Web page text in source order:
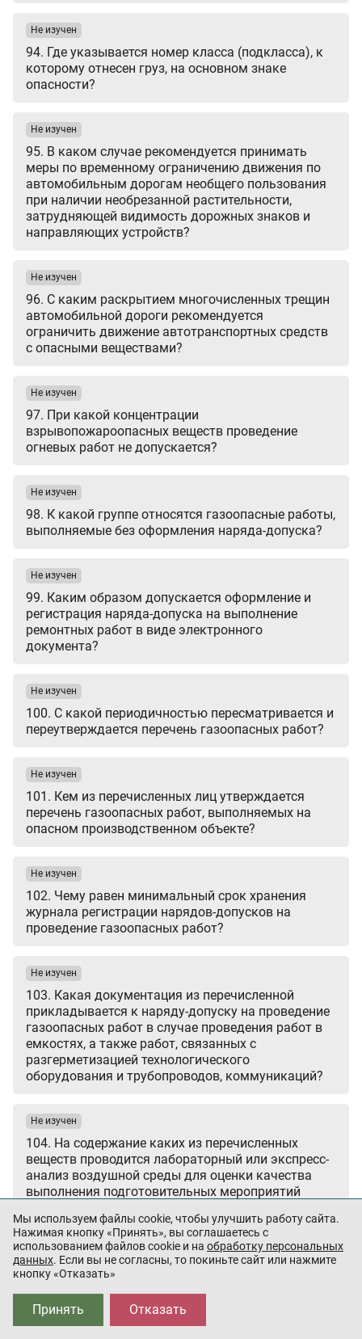
94. Где указывается номер класса (подкласса), к
которому отнесен груз, на основном знаке
опасности?
Не изучен
95. В каком случае рекомендуется принимать
меры по временному ограничению движения по
автомобильным дорогам необщего пользования
при наличии необрезанной растительности,
затрудняющей видимость дорожных знаков и
направляющих устройств?
Не изучен
96. С каким раскрытием многочисленных трещин
автомобильной дороги рекомендуется
ограничить движение автотранспортных средств
с опасными веществами?
Не изучен
97. При какой концентрации
взрывопожароопасных веществ проведение
огневых работ не допускается?
Не изучен
98. К какой группе относятся газоопасные работы,
выполняемые без оформления наряда-допуска?
Не изучен
99. Каким образом допускается оформление и
регистрация наряда-допуска на выполнение
ремонтных работ в виде электронного
документа?
Не изучен
100. С какой периодичностью пересматривается и
переутверждается перечень газоопасных работ?
Не изучен
101. Кем из перечисленных лиц утверждается
перечень газоопасных работ, выполняемых на
опасном производственном объекте?
Не изучен
102. Чему равен минимальный срок хранения
журнала регистрации нарядов-допусков на
проведение газоопасных работ?
Не изучен
103. Какая документация из перечисленной
прикладывается к наряду-допуску на проведение
газоопасных работ в случае проведения работ в
емкостях, а также работ, связанных с
разгерметизацией технологического
оборудования и трубопроводов, коммуникаций?
Не изучен
104. На содержание каких из перечисленных
веществ проводится лабораторный или экспресс-
анализ воздушной среды для оценки качества
выполнения подготовительных мероприятий
записью результатов в наряде-допуске?
Не изучен
105. Какие требования из перечисленных,
предъявляемые к исполнителям газоопасных
работ, указаны неверно?
Не изучен
Мы используем файлы cookie, чтобы улучшить работу сайта.
Нажимая кнопку «Принять», вы соглашаетесь с
использованием файлов cookie и на обработку персональных
данных. Если вы не согласны, то покиньте сайт или нажмите
кнопку «Отказать»
Отказать
Принять